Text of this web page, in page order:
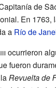
de
En 1763,
a Río de
ocurrieron
fueron
Revuelta de